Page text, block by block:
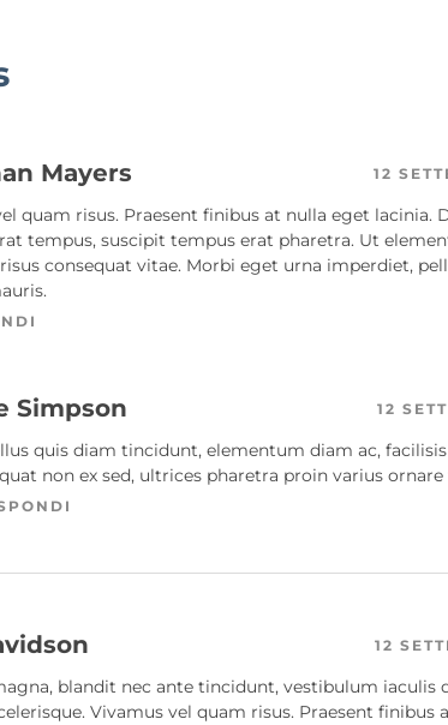
Mayers 12
quam risus. Praesent finibus at nulla eget lacinia.
tempus, suscipit tempus erat pharetra. Ut
consequat vitae. Morbi eget urna imperdiet,
Simpson 12
quis diam tincidunt, elementum diam ac,
non ex sed, ultrices pharetra proin varius ornare
12
blandit nec ante tincidunt, vestibulum iaculis
Vivamus vel quam risus. Praesent finibus